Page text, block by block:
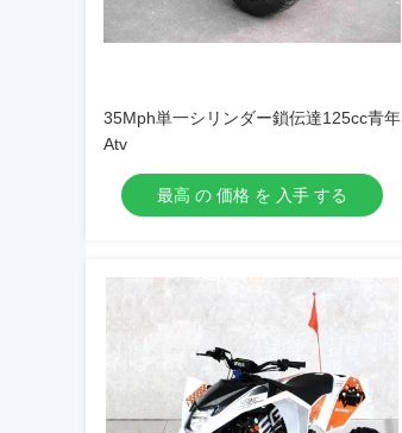
35Mph単一シリンダー鎖伝達125cc青年
Atv
最高 の 価格 を 入手 する